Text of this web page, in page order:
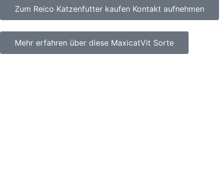
Zum Reico Katzenfutter kaufen Kontakt aufnehmen
Mehr erfahren über diese MaxicatVit Sorte